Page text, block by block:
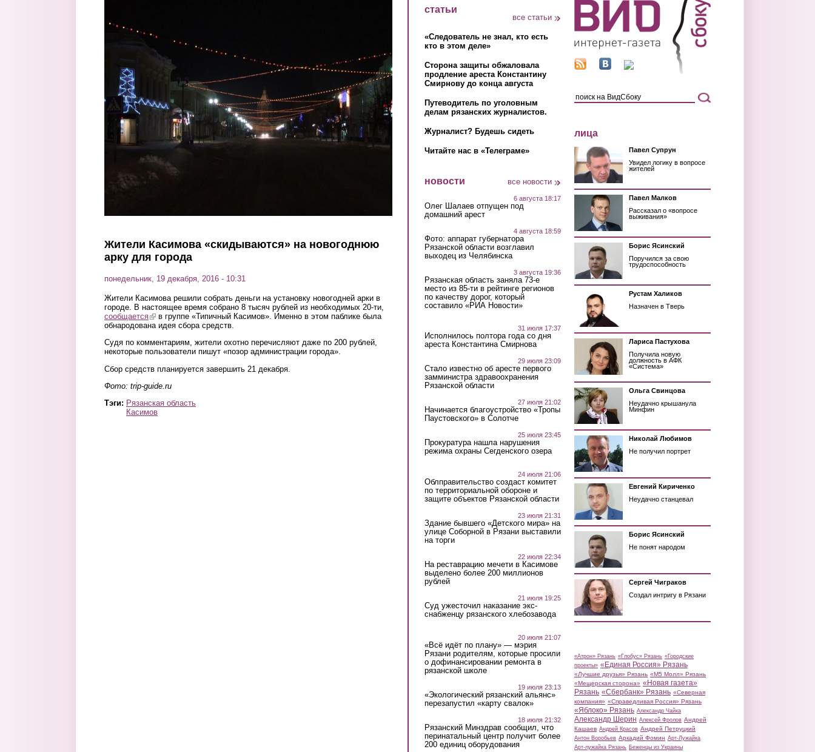
Жители Касимова «скидываются» на новогоднюю
арку для города
понедельник, 19 декабря, 2016 - 10:31
Жители Касимова решили собрать деньги на установку новогодней арки в
городе. В настоящее время собрано 8 тысяч рублей из необходимых 20-ти,
сообщается(link is external)
в группе «Типичный Касимов». Именно в этом паблике была
обнародована идея сбора средств.
Судя по комментариям, жители охотно перечисляют даже по 200 рублей,
некоторые пользователи пишут «позор администрации города».
Сбор средств планируется завершить 21 декабря.
Фото: trip-guide.ru
Тэги: Рязанская область
Касимов
статьи
все статьи
«Следователь не знал, кто есть
кто в этом деле»
Сторона защиты обжаловала
продление ареста Константину
Смирнову до конца августа
Путеводитель по уголовным
делам рязанских журналистов.
Журналист? Будешь сидеть
Читайте нас в «Телеграме»
новости все новости
6 августа 18:17
Олег Шалаев отпущен под
домашний арест
4 августа 18:59
Фото: аппарат губернатора
Рязанской области возглавил
выходец из Челябинска
3 августа 19:36
Рязанская область заняла 73-е
место из 85-ти в рейтинге регионов
по качеству дорог, который
составило «РИА Новости»
31 июля 17:37
Исполнилось полтора года со дня
ареста Константина Смирнова
29 июля 23:09
Стало известно об аресте первого
замминистра здравоохранения
Рязанской области
27 июля 21:02
Начинается благоустройство «Тропы
Паустовского» в Солотче
25 июля 23:45
Прокуратура нашла нарушения
режима охраны Сегденского озера
24 июля 21:06
Облправительство создаст комитет
по территориальной обороне и
защите объектов Рязанской области
23 июля 21:31
Здание бывшего «Детского мира» на
улице Соборной в Рязани выставили
на торги
22 июля 22:34
На реставрацию мечети в Касимове
выделено более 200 миллионов
рублей
21 июля 19:25
Суд ужесточил наказание экс-
снабженцу рязанского хлебозавода
20 июля 21:07
«Всё идёт по плану» — мэрия
Рязани родителям, которые просили
о дофинансировании ремонта в
рязанской школе
19 июля 23:13
«Экологический рязанский альянс»
перезапустил «карту свалок»
18 июля 21:32
Рязанский Минздрав сообщил, что
перинатальный центр получит более
200 единиц оборудования
лица
Павел Супрун
Увидел логику в вопросе
жителей
Павел Малков
Рассказал о «вопросе
выживания»
Борис Ясинский
Поручился за свою
трудоспособность
Рустам Халиков
Назначен в Тверь
Лариса Пастухова
Получила новую
должность в АФК
«Система»
Ольга Свинцова
Неудачно крышанула
Минфин
Николай Любимов
Не получил портрет
Евгений Кириченко
Неудачно станцевал
Борис Ясинский
Не понят народом
Сергей Чиграков
Создал интригу в Рязани
«Атрон» Рязань «Глобус» Рязань «Городские
проекты» «Единая Россия» Рязань
«Лучшие друзья» Рязань «М5 Молл» Рязань
«Мещерская сторона» «Новая газета»
Рязань «Сбербанк» Рязань «Северная
компания» «Справедливая Россия» Рязань
«Яблоко» Рязань Александр Чайка
Александр Шерин Алексей Фролов Андрей
Кашаев Андрей Красов Андрей Петруцкий
Антон Воробьев Аркадий Фомин Арт-Лужайка
Арт-лужайка Рязань Беженцы из Украины